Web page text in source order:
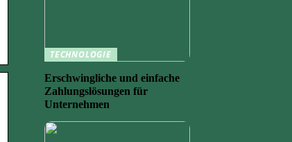
TECHNOLOGIE
Erschwingliche und einfache
Zahlungslösungen für
Unternehmen